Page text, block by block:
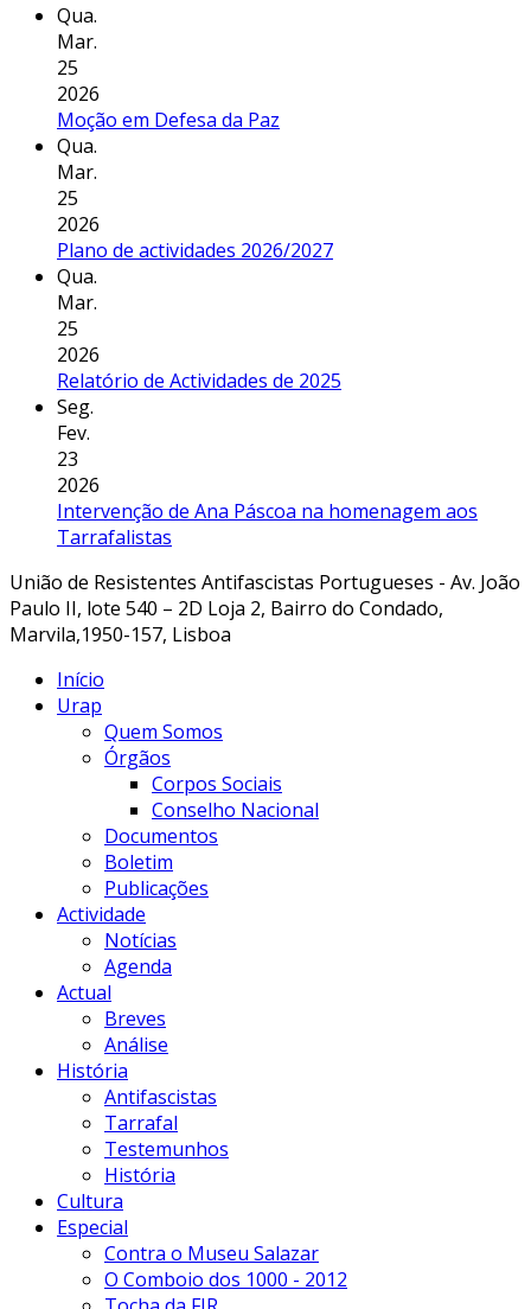
Qua.
Mar.
25
2026
Moção em Defesa da Paz
Qua.
Mar.
25
2026
Plano de actividades 2026/2027
Qua.
Mar.
25
2026
Relatório de Actividades de 2025
Seg.
Fev.
23
2026
Intervenção de Ana Páscoa na homenagem aos
Tarrafalistas
União de Resistentes Antifascistas Portugueses - Av. João
Paulo II, lote 540 – 2D Loja 2, Bairro do Condado,
Marvila,1950-157, Lisboa
Início
Urap
Quem Somos
Órgãos
Corpos Sociais
Conselho Nacional
Documentos
Boletim
Publicações
Actividade
Notícias
Agenda
Actual
Breves
Análise
História
Antifascistas
Tarrafal
Testemunhos
História
Cultura
Especial
Contra o Museu Salazar
O Comboio dos 1000 - 2012